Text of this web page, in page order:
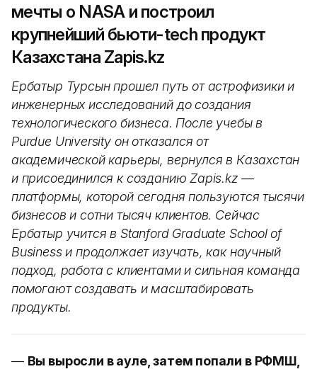
мечты о NASA и построил
крупнейший бьюти-tech продукт
Казахстана Zapis.kz
Ербатыр Турсын прошел путь от астрофизики и
инженерных исследований до создания
технологического бизнеса. После учебы в
Purdue University он отказался от
академической карьеры, вернулся в Казахстан
и присоединился к созданию Zapis.kz —
платформы, которой сегодня пользуются тысячи
бизнесов и сотни тысяч клиентов. Сейчас
Ербатыр учится в Stanford Graduate School of
Business и продолжает изучать, как научный
подход, работа с клиентами и сильная команда
помогают создавать и масштабировать
продукты.
— Вы выросли в ауле, затем попали в РФМШ,